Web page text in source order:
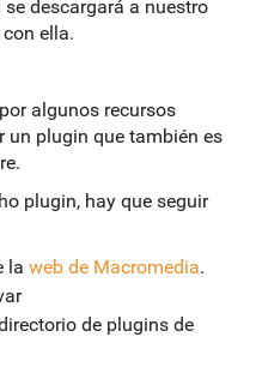
descargará a nuestro
ella.
algunos recursos
un plugin que también es
plugin, hay que seguir
la web de Macromedia.
de plugins de